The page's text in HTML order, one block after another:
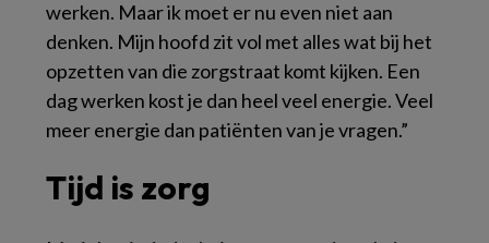
werken. Maar ik moet er nu even niet aan
denken. Mijn hoofd zit vol met alles wat bij het
opzetten van die zorgstraat komt kijken. Een
dag werken kost je dan heel veel energie. Veel
meer energie dan patiënten van je vragen.”
Tijd is zorg